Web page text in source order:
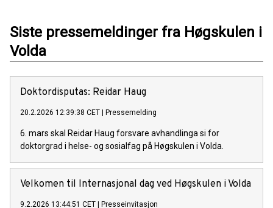
Siste pressemeldinger fra Høgskulen i
Volda
Doktordisputas: Reidar Haug
20.2.2026 12:39:38 CET Pressemelding
6. mars skal Reidar Haug forsvare avhandlinga si for
doktorgrad i helse- og sosialfag på Høgskulen i Volda.
Velkomen til Internasjonal dag ved Høgskulen i Volda
9.2.2026 13:44:51 CET Presseinvitasjon